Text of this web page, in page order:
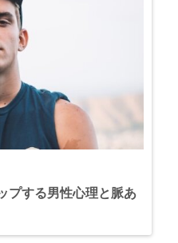
プする男性心理と脈あ